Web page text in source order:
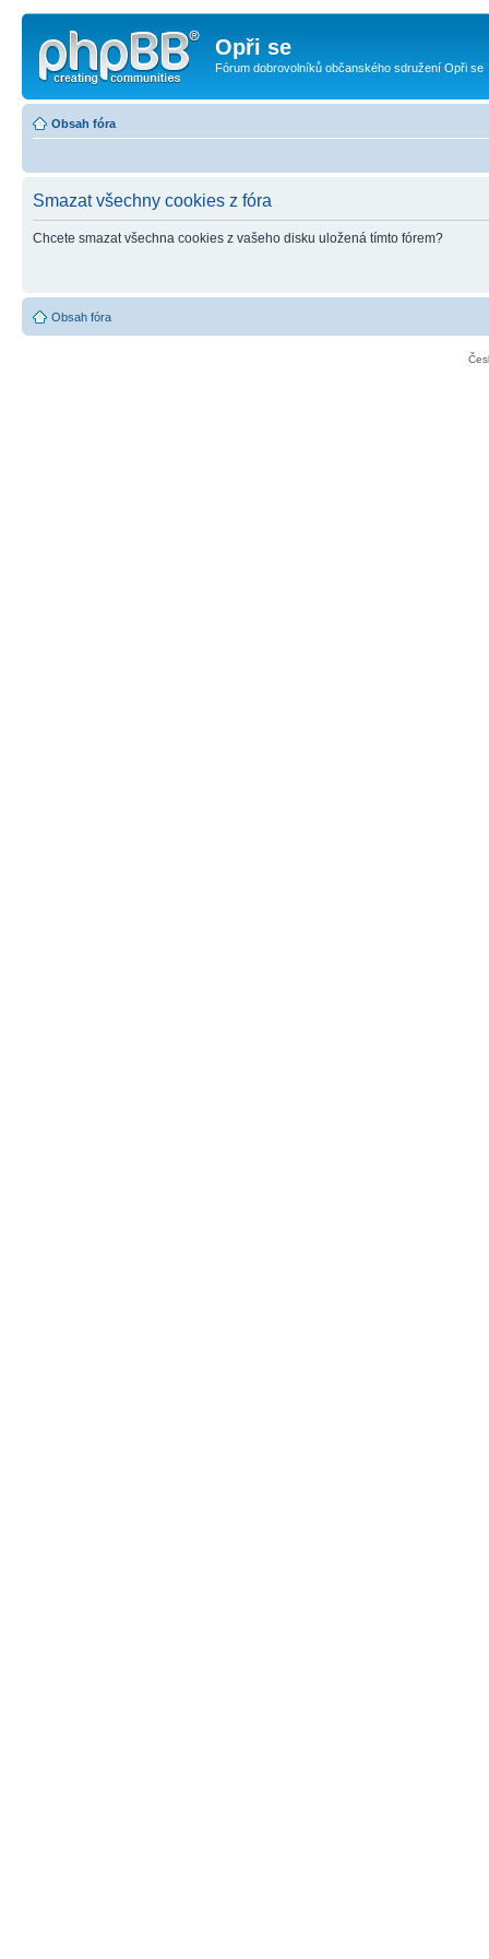
Opři se
Fórum dobrovolníků občanského sdružení Opři se
Obsah fóra
Smazat všechny cookies z fóra
Chcete smazat všechna cookies z vašeho disku uložená tímto fórem?
Obsah fóra